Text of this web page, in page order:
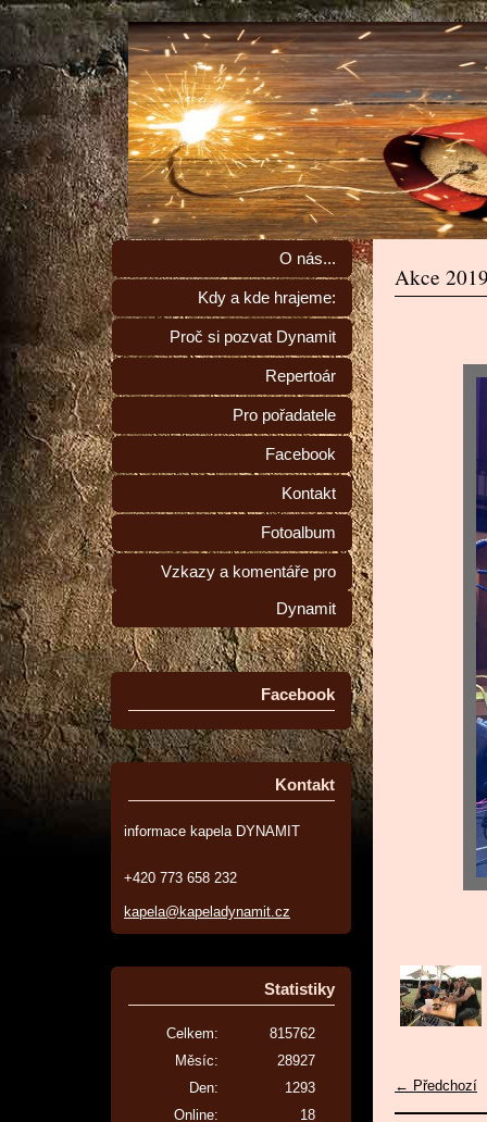
O nás...
Kdy a kde hrajeme:
Proč si pozvat Dynamit
Repertoár
Pro pořadatele
Facebook
Kontakt
Fotoalbum
Vzkazy a komentáře pro
Dynamit
Facebook
Kontakt
informace kapela DYNAMIT
+420 773 658 232
kapela@kapeladynamit.cz
Statistiky
Online: 18
Celkem:
815762
Měsíc:
28927
Den:
1293
Akce
← Předchozí